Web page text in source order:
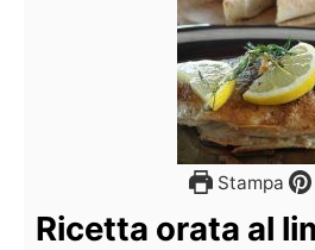
Stampa
Ricetta orata al